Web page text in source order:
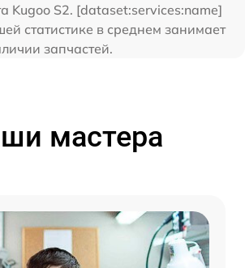
Kugoo S2. [dataset:services:name]
статистике в среднем занимает
запчастей.
мастера